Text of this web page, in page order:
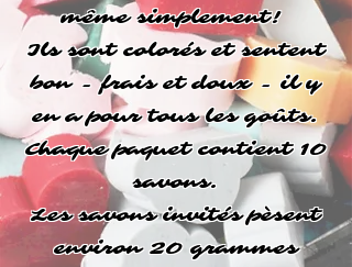
même simplement!
Ils sont colorés et sentent
bon - frais et doux - il y
en a pour tous les goûts.
Chaque paquet contient 10
savons.
Les savons invités pèsent
environ 20 grammes